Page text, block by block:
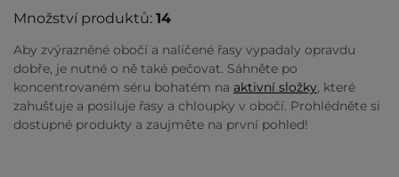
Množství produktů: 14
Aby zvýrazněné obočí a nalíčené řasy vypadaly opravdu
dobře, je nutné o ně také pečovat. Sáhněte po
koncentrovaném séru bohatém na aktivní složky, které
zahušťuje a posiluje řasy a chloupky v obočí. Prohlédněte si
dostupné produkty a zaujměte na první pohled!